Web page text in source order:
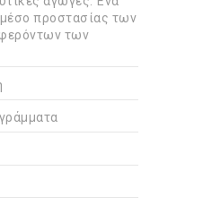
προστασίας των
των